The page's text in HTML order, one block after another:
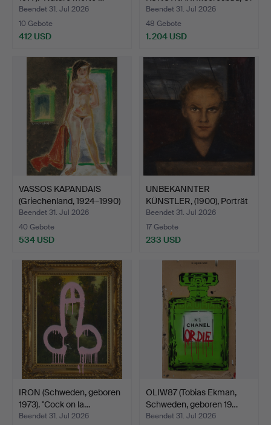
Beendet 31. Jul 2026
10 Gebote
412 USD
auf …
Beendet 31. Jul 2026
48 Gebote
1.204 USD
VASSOS KAPANDAIS
(Griechenland, 1924–1990)
…
Beendet 31. Jul 2026
40 Gebote
534 USD
UNBEKANNTER
KÜNSTLER, (1900), Porträt
– Ma…
Beendet 31. Jul 2026
17 Gebote
233 USD
IRON (Schweden, geboren
1973). "Cock on la…
Beendet 31. Jul 2026
OLIW87 (Tobias Ekman,
Schweden, geboren 19…
Beendet 31. Jul 2026